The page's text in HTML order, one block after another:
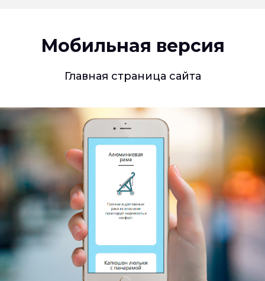
Мобильная версия
Главная страница сайта